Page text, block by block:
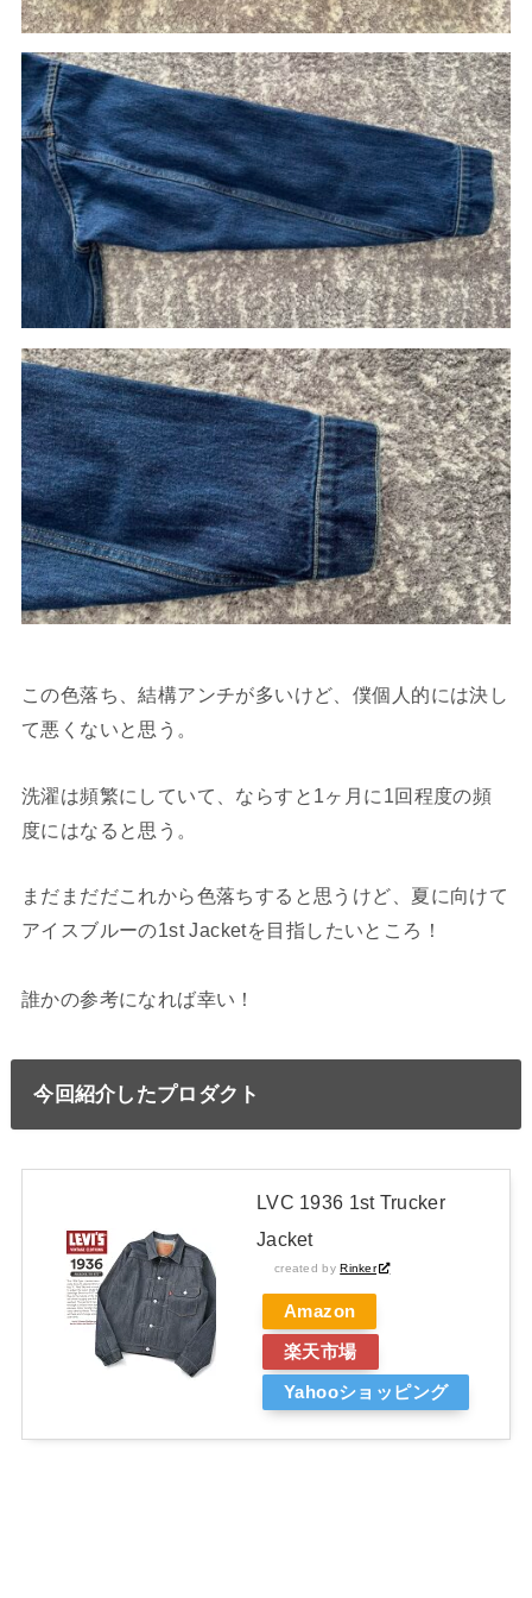
この色落ち、結構アンチが多いけど、僕個人的には決し
て悪くないと思う。
洗濯は頻繁にしていて、ならすと1ヶ月に1回程度の頻
度にはなると思う。
まだまだだこれから色落ちすると思うけど、夏に向けて
アイスブルーの1st Jacketを目指したいところ！
誰かの参考になれば幸い！
今回紹介したプロダクト
LVC 1936 1st Trucker
Jacket
created byRinker
Amazon
楽天市場
Yahooショッピング